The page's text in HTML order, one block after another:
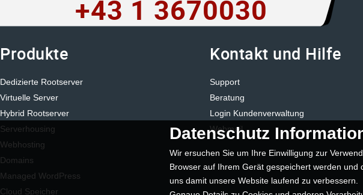
+43 1 3670030
Produkte
Dedizierte Rootserver
Virtuelle Server
Hybrid Rootserver
Serverhousing
Webhosting
Domains
Managed WordPress
Cloud Speicher
Kontakt und Hilfe
Support
Beratung
Login Kundenverwaltung
Webmail
Datenschutz
Wir ersuchen Sie um Ihre Einwilligung zur
Browser auf Ihrem Gerät gespeichert werden
uns damit unsere Website laufend zu verbessern.